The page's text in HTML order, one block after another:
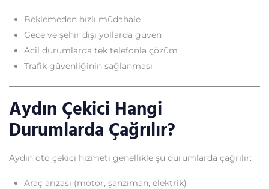
Beklemeden hızlı müdahale
Gece ve şehir dışı yollarda güven
Acil durumlarda tek telefonla çözüm
Trafik güvenliğinin sağlanması
Aydın Çekici Hangi
Durumlarda Çağrılır?
Aydın oto çekici hizmeti genellikle şu durumlarda çağrılır:
Araç arızası (motor, şanzıman, elektrik)